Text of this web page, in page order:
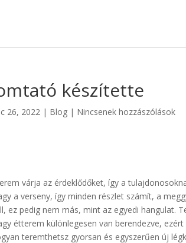
készítette
26, 2022 | Blog | Nincsenek hozzászólások
várja az érdeklődőket, így a
a verseny, így minden részlet számít, a
ez pedig nem más, mint az egyedi hangulat.
étterem különlegesen van berendezve,
teremthetsz gyorsan és egyszerűen új